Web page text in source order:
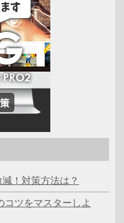
！対策方法は？
コツをマスターしよ